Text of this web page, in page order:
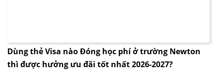
Dùng thẻ Visa nào Đóng học phí ở trường Newton
thì được hưởng ưu đãi tốt nhất 2026-2027?